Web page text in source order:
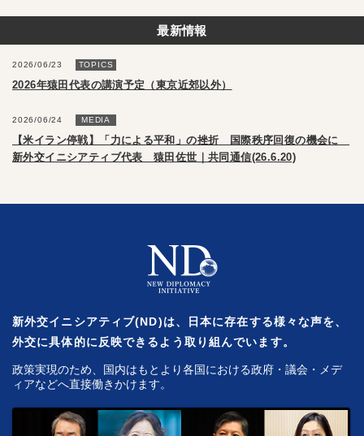
最新情報
2026/06/23 TOPICS
2026年猿田代表の講演予定（東京近郊以外）
2026/06/24 MEDIA
【米イラン停戦】「力による平和」の挫折 国際秩序回復の機会に
新外交イニシアティブ代表 猿田佐世｜共同通信(26.6.20)
新外交イニシアティブ(ND)は、日本に存在する様々な声を、
外交に具体的に反映できるよう取り組んでいます。
政策実現のため、国内はもとより各国における政府・議会・メデ
ィアなどへ直接働きかけます。